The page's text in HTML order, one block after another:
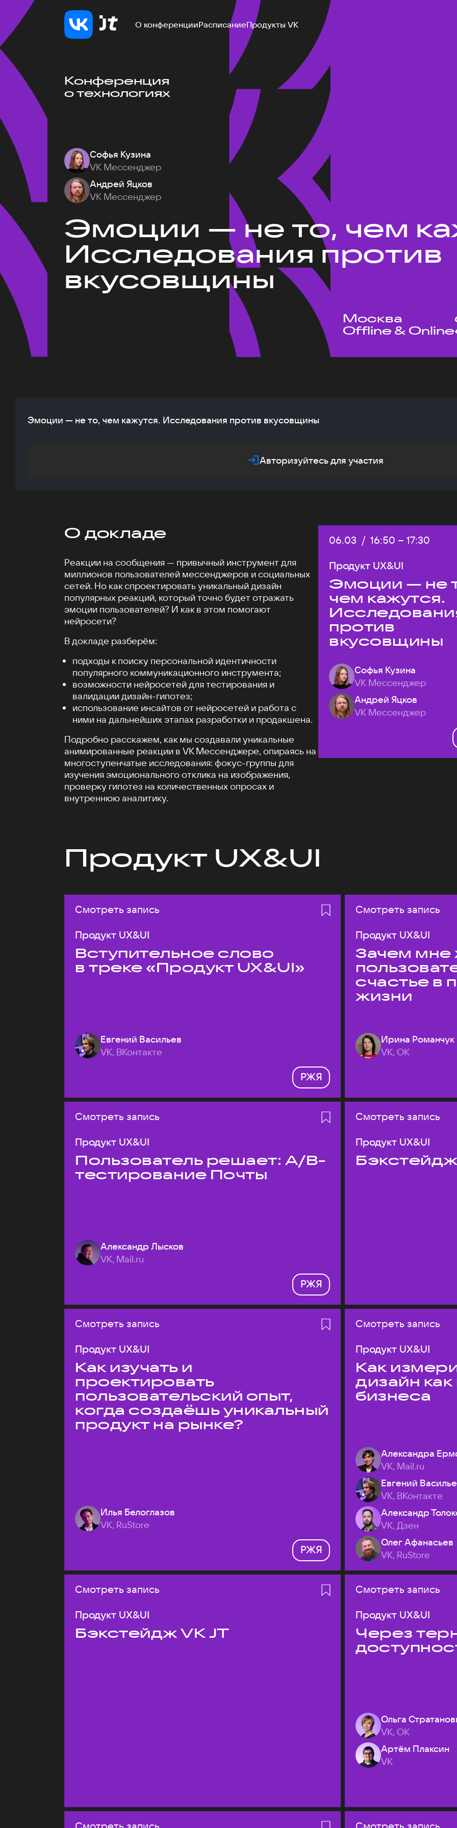
О конференцииРасписаниеПродукты VK
Конференция
о технологиях
Софья Кузина
VK Мессенджер
Андрей Яцков
VK Мессенджер
Эмоции — не то, чем
Исследования против
вкусовщины
Москва
Offline & Online
Эмоции — не то, чем кажутся. Исследования против вкусовщины
Авторизуйтесь для участия
О докладе
Реакции на сообщения — привычный инструмент для
миллионов пользователей мессенджеров и социальных
сетей. Но как спроектировать уникальный дизайн
популярных реакций, который точно будет отражать
эмоции пользователей? И как в этом помогают
нейросети?
В докладе разберём:
подходы к поиску персональной идентичности
популярного коммуникационного инструмента;
возможности нейросетей для тестирования и
валидации дизайн-гипотез;
использование инсайтов от нейросетей и работа с
ними на дальнейших этапах разработки и продакшена.
Подробно расскажем, как мы создавали уникальные
анимированные реакции в VK Мессенджере, опираясь на
многоступенчатые исследования: фокус-группы для
изучения эмоционального отклика на изображения,
проверку гипотез на количественных опросах и
внутреннюю аналитику.
Дата:
06.03 / Начало:
16:50 – Конец:
17:30
Продукт UX&UI
Эмоции — не
чем кажутся.
против
вкусовщины
Софья Кузина
VK Мессенджер
Андрей Яцков
VK Мессенджер
Продукт UX&UI
Смотреть запись
Продукт UX&UI
Вступительное слово
в треке «Продукт UX&UI»
Евгений Васильев
VK, ВКонтакте
РЖЯ
Смотреть запись
Продукт UX&UI
Зачем мне
счастье в
жизни
Ирина Романчук
VK, ОК
Смотреть запись
Продукт UX&UI
Пользователь решает: A/B-
тестирование Почты
Александр Лысков
VK, Mail.ru
РЖЯ
Смотреть запись
Продукт UX&UI
Бэкстейдж
Смотреть запись
Продукт UX&UI
Как изучать и
проектировать
пользовательский опыт,
когда создаёшь уникальный
продукт на рынке?
Илья Белоглазов
VK, RuStore
РЖЯ
Смотреть запись
Продукт UX&UI
Как
дизайн
бизнеса
Александра
VK, Mail.ru
Евгений
VK, ВКонтакте
Александр
VK, Дзен
Олег Афанасьев
VK, RuStore
Смотреть запись
Продукт UX&UI
Бэкстейдж VK JT
Смотреть запись
Продукт UX&UI
Через
Ольга
VK, ОК
Артём Плаксин
VK